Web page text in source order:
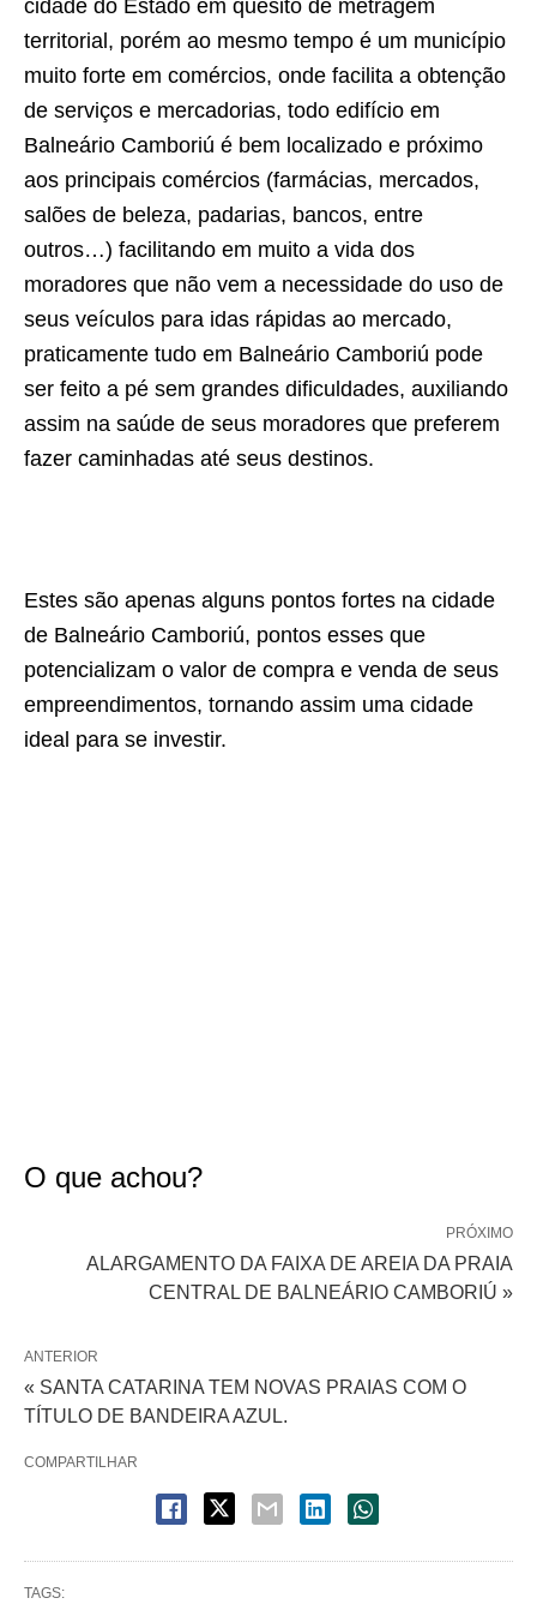
cidade do Estado em quesito de metragem
territorial, porém ao mesmo tempo é um município
muito forte em comércios, onde facilita a obtenção
de serviços e mercadorias, todo edifício em
Balneário Camboriú é bem localizado e próximo
aos principais comércios (farmácias, mercados,
salões de beleza, padarias, bancos, entre
outros…) facilitando em muito a vida dos
moradores que não vem a necessidade do uso de
seus veículos para idas rápidas ao mercado,
praticamente tudo em Balneário Camboriú pode
ser feito a pé sem grandes dificuldades, auxiliando
assim na saúde de seus moradores que preferem
fazer caminhadas até seus destinos.
Estes são apenas alguns pontos fortes na cidade
de Balneário Camboriú, pontos esses que
potencializam o valor de compra e venda de seus
empreendimentos, tornando assim uma cidade
ideal para se investir.
O que achou?
PRÓXIMO
ALARGAMENTO DA FAIXA DE AREIA DA PRAIA
CENTRAL DE BALNEÁRIO CAMBORIÚ »
ANTERIOR
« SANTA CATARINA TEM NOVAS PRAIAS COM O
TÍTULO DE BANDEIRA AZUL.
COMPARTILHAR
TAGS: